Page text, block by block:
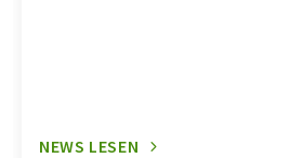
NEWS LESEN